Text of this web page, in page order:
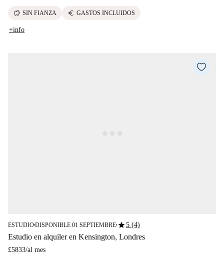
savings SIN FIANZA euro GASTOS INCLUIDOS
+info
ESTUDIO■DISPONIBLE 01 SEPTIEMBRE■star5 (4)
Estudio en alquiler en Kensington, Londres
£5833/al mes